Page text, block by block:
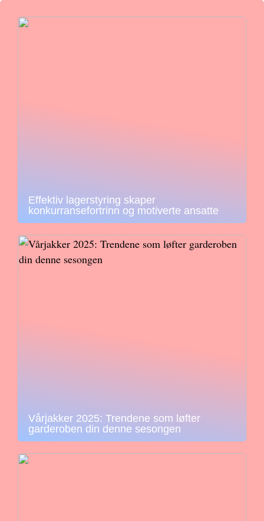
Effektiv lagerstyring skaper
konkurransefortrinn og motiverte ansatte
Vårjakker 2025: Trendene som løfter
garderoben din denne sesongen